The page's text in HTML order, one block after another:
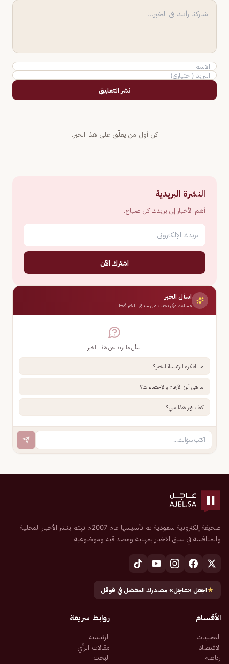
نشر التعليق
كن أول من يعلّق على هذا الخبر.
النشرة البريدية
أهم الأخبار إلى بريدك كل صباح.
اشترك الآن
اسأل الخبر
مساعد ذكي يجيب من سياق الخبر فقط
اسأل ما تريد عن هذا الخبر
ما الفكرة الرئيسية للخبر؟
ما هي أبرز الأرقام والإحصاءات؟
كيف يؤثر هذا علي؟
صحيفة إلكترونية سعودية تم تأسيسها عام 2007م تهتم بنشر الأخبار المحلية
والمنافسة في سبق الأخبار بمهنية ومصداقية وموضوعية
★اجعل «عاجل» مصدرك المفضل في قوقل
الأقسام
المحليات
الاقتصاد
رياضة
روابط سريعة
الرئيسية
مقالات الرأي
البحث